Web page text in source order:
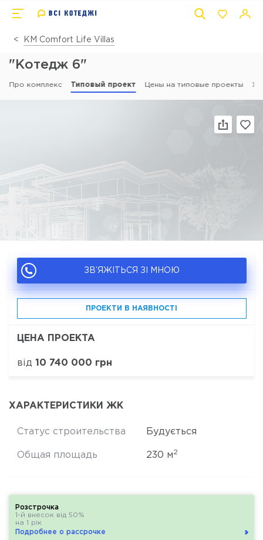
КМ Comfort Life Villas
"Котедж 6"
Про комплекс Типовый проект Цены на типовые проекты
ЗВ’ЯЖІТЬСЯ ЗІ МНОЮ
ПРОЕКТИ В НАЯВНОСТІ
ЦЕНА ПРОЕКТА
від 10 740 000 грн
ХАРАКТЕРИСТИКИ ЖК
Статус строительства Будується
Общая площадь 230 м2
Розстрочка
1-й внесок від 50%
на 1 рік
Подробнее о рассрочке